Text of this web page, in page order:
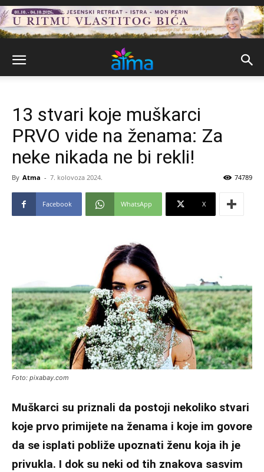
13 stvari koje muškarci
PRVO vide na ženama: Za
neke nikada ne bi rekli!
By Atma - 7. kolovoza 2024. 74789
Facebook WhatsApp X
Foto: pixabay.com
Muškarci su priznali da postoji nekoliko stvari
koje prvo primijete na ženama i koje im govore
da se isplati pobliže upoznati ženu koja ih je
privukla. I dok su neki od tih znakova sasvim